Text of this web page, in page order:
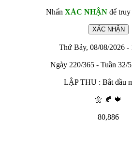
Nhấn XÁC NHẬNđể truy
Thứ Bảy, 08/08/2026 -
Ngày 220/365 - Tuần 32/
LẬP THU : Bắt đầu
🌼 🍂 🍁
80,886